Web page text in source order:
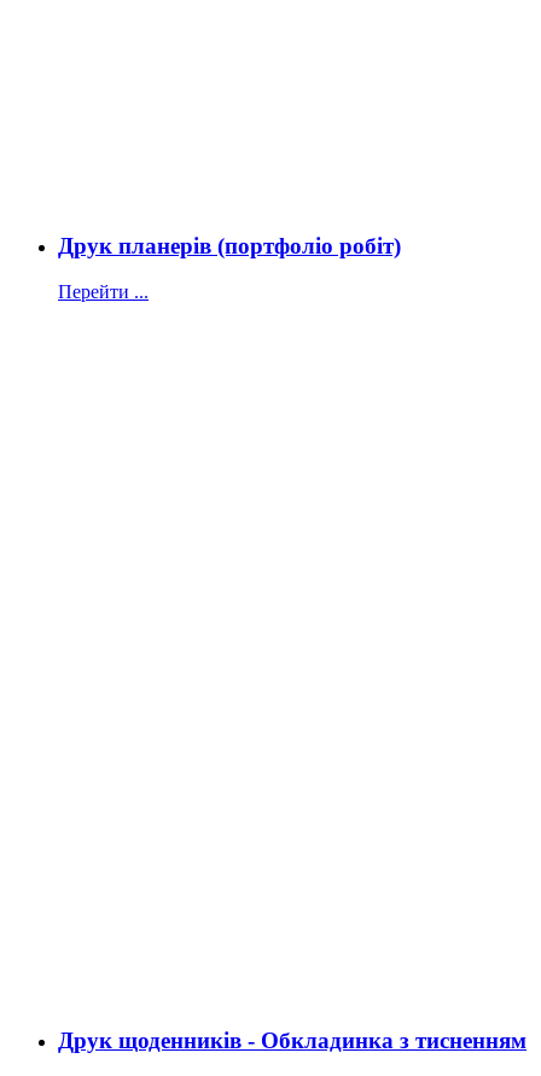
Друк планерів (портфоліо робіт)
Перейти ...
Друк щоденників - Обкладинка з тисненням